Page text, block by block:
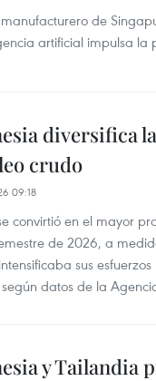
manufacturero de
artificial impulsa la
diversifica
crudo
09:18
convirtió en el mayor
de 2026, a
sus
datos de la
y Tailandia